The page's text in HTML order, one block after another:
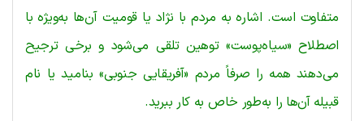
متفاوت است. اشاره به مردم با نژاد یا قومیت آن‌ها به‌ویژه با
اصطلاح «سیاه‌پوست» توهین تلقی می‌شود و برخی ترجیح
می‌دهند همه را صرفاً مردم «آفریقایی جنوبی» بنامید یا نام
قبیله آن‌ها را به‌طور خاص به کار ببرید.